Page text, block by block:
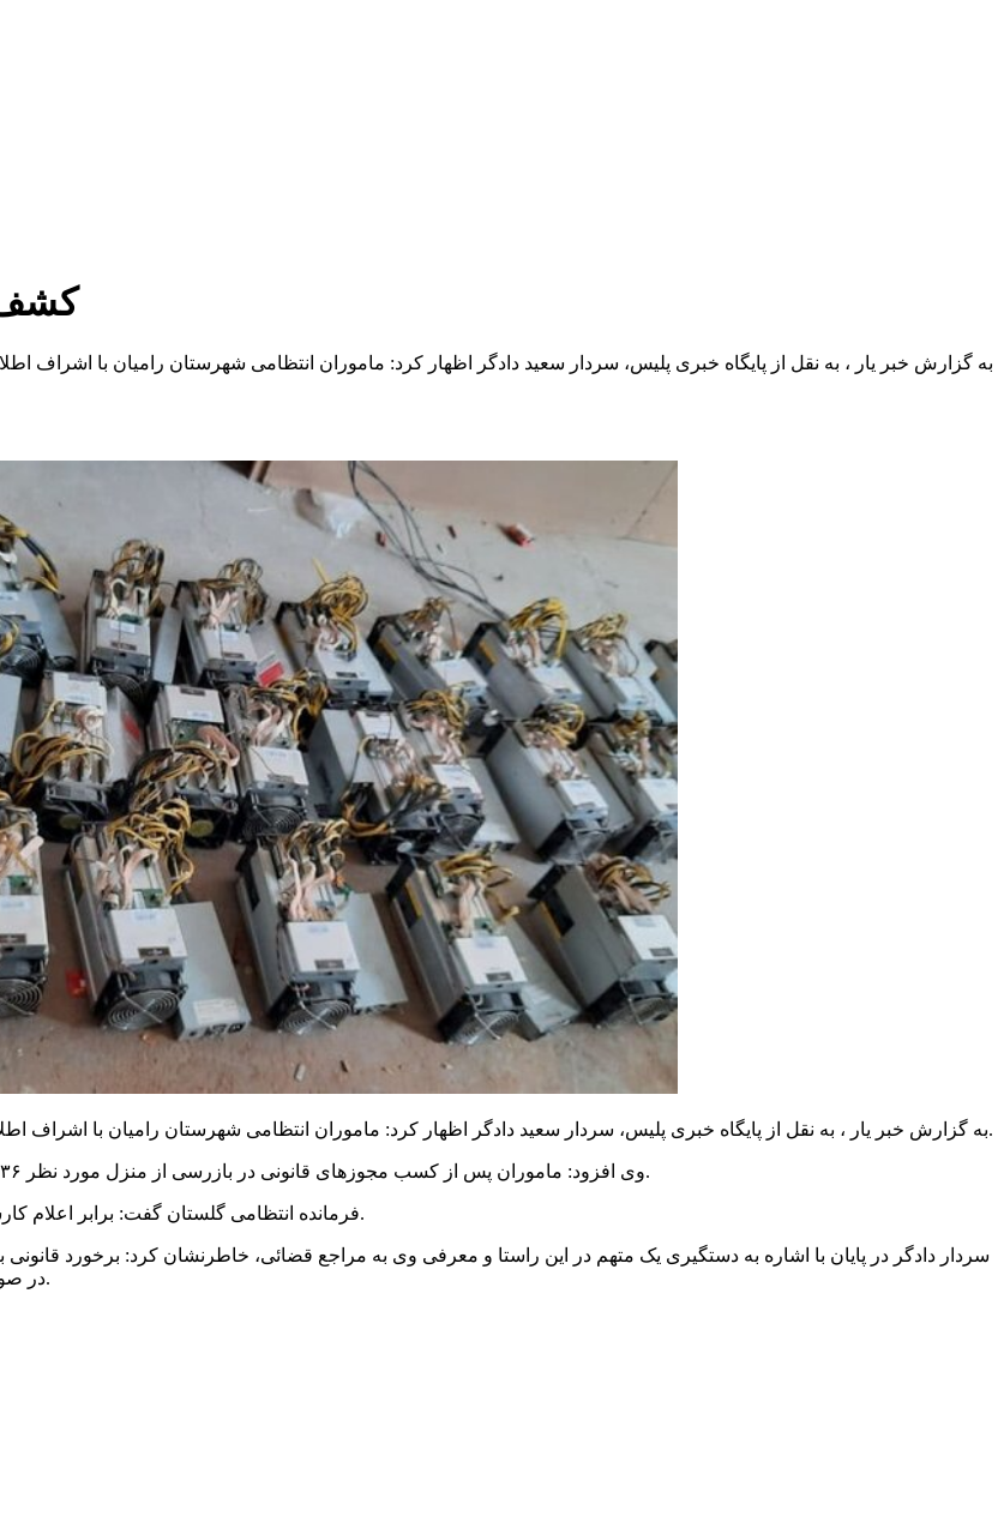
کشف ۳۶ دستگاه ماینر در
به گزارش خبر یار ، به نقل از پایگاه خبری پلیس، سردار سعید دادگر اظهار کرد: ماموران انتظامی شهرستان رامیان با اشراف
به گزارش خبر یار ، به نقل از پایگاه خبری پلیس، سردار سعید دادگر اظهار کرد: ماموران انتظامی شهرستان رامیان با اشراف اطلاعاتی موفق به شناسایی محل نگهداری دستگاه‌های استخراج ارز دیجیتال شدند.
وی افزود: ماموران پس از کسب مجوزهای قانونی در بازرسی از منزل مورد نظر ۳۶ دستگاه ماینر را که به صورت غیرمجاز با برق شهری کار می‌کرد، کشف کردند.
فرمانده انتظامی گلستان گفت: برابر اعلام کارشناسان، ارزش ماینرهای کشف شده بالغ بر ۱۰ میلیارد ریال برآورد شده است.
سردار دادگر در پایان با اشاره به دستگیری یک متهم در این راستا و معرفی وی به مراجع قضائی، خاطرنشان کرد: برخورد
در صورت اطلاع از اینگونه موارد، مراتب را از طریق سامانه ۱۱۰ به پلیس اعلام کنند.